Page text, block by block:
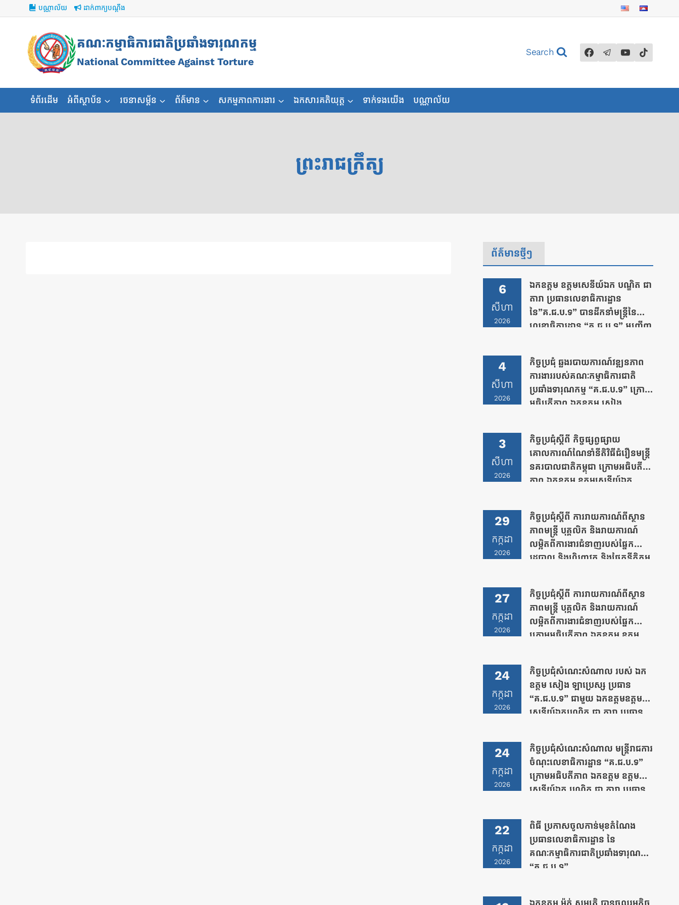
to
content
បណ្ណាល័យ ដាក់ពាក្យបណ្ដឹង
គណៈកម្មាធិការជាតិប្រឆាំងទារុណកម្ម
National Committee Against Torture
Search
ទំព័រដើម អំពីស្ថាប័ន រចនាសម្ព័ន ព័ត៌មាន សកម្មភាពការងារ ឯកសារគតិយុត្ត ទាក់ទងយើង បណ្ណាល័យ
ព្រះរាជក្រឹត្យ
ព័ត៌មានថ្មីៗ
6
សីហា
2026
ឯកឧត្តម ឧត្តមសេនីយ៍ឯក បណ្ឌិត ជា
តារា ប្រធានលេខាធិការដ្ឋាន
នៃ”គ.ជ.ប.ទ” បានដឹកនាំមន្រ្តីនៃ
លេខាធិការដ្ឋាន “គ.ជ.ប.ទ” អញ្ជើញ
ឧត្តម នាយឧត្តមសេនីយ៍ សាស្រ្តាចារ្យ
ឯក មនោសែន ប្រធានបណ្ឌិត្យសភា
នគរបាលកម្ពុជា
4
សីហា
2026
កិច្ចប្រជុំ ឆ្លងរបាយការណ៍វឌ្ឍនភាព
ការងាររបស់គណៈកម្មាធិការជាតិ
ប្រឆាំងទារុណកម្ម “គ.ជ.ប.ទ” ក្រោម
អធិបតីភាព ឯកឧត្តម សៀង
3
សីហា
2026
កិច្ចប្រជុំស្តីពី កិច្ចផ្សព្វផ្សាយ
គោលការណ៍ណែនាំនីតិវិធីជំរឿនមន្រ្តី
នគរបាលជាតិកម្ពុជា ក្រោមអធិបតី
ភាព ឯកឧត្តម ឧត្តមសេនីយ៍ឯក
29
កក្កដា
2026
កិច្ចប្រជុំស្តីពី ការរាយការណ៍ពីស្ថាន
ភាពមន្រ្តី បុគ្គលិក និងរាយការណ៍
លម្អិតពីការងារជំនាញរបស់ផ្នែក
រដ្ឋបាល និងហិរញ្ញវត្ថុ និងផ្នែកនីតិកម្ម
បណ្ឌិត ជា តារា ប្រធានលេខាធិ
ការដ្ឋាន “គ.ជ.ប.ទ”
27
កក្កដា
2026
កិច្ចប្រជុំស្តីពី ការរាយការណ៍ពីស្ថាន
ភាពមន្រ្តី បុគ្គលិក និងរាយការណ៍
លម្អិតពីការងារជំនាញរបស់ផ្នែក
ក្រោមអធិបតីភាព ឯកឧត្តម ឧត្តម
24
កក្កដា
2026
កិច្ចប្រជុំសំណេះសំណាល របស់ ឯក
ឧត្តម សៀង ឡាប្រេស្ស ប្រធាន
“គ.ជ.ប.ទ” ជាមួយ ឯកឧត្តមឧត្តម
សេនីយ៍ឯកបណ្ឌិត ជា តារា ប្រធាន
24
កក្កដា
2026
កិច្ចប្រជុំសំណេះសំណាល មន្រ្តីរាជការ
ចំណុះលេខាធិការដ្ឋាន “គ.ជ.ប.ទ”
ក្រោមអធិបតីភាព ឯកឧត្តម ឧត្តម
សេនីយ៍ឯក បណ្ឌិត ជា តារា ប្រធាន
22
កក្កដា
2026
ពិធី ប្រកាសចូលកាន់មុខតំណែង
ប្រធានលេខាធិការដ្ឋាន នៃ
គណៈកម្មាធិការជាតិប្រឆាំងទារុណកម្ម
“គ.ជ.ប.ទ”